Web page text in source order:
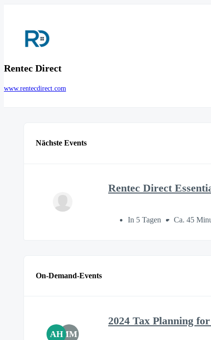
Rentec Direct
www.rentecdirect.com
Nächste Events
Rentec Direct
In 5 Tagen Ca. 45
On-Demand-Events
AHMM
2024 Tax Planning